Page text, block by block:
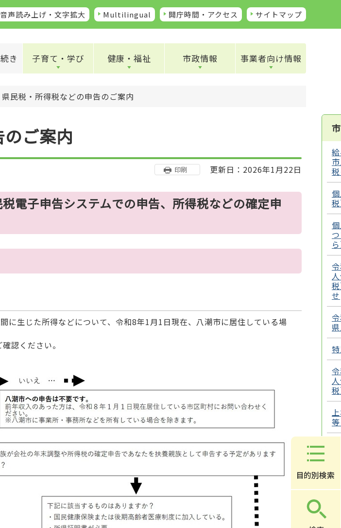
音声読み上げ・文字拡大 Multilingual 開庁時間・アクセス サイトマップ
き 子育て・学び 健康・福祉 市政情報 事業者向け情報
民税・所得税などの申告のご案内
ご案内
印刷 更新日：2026年1月22日
電子申告システムでの申告、所得税などの確定申
生じた所得などについて、令和8年1月1日現在、八潮市に居住している場
認ください。
せ